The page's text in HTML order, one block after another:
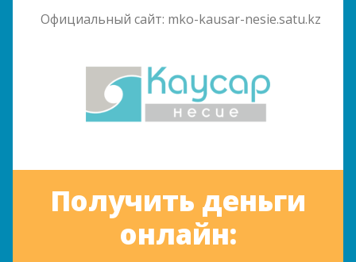
Официальный сайт: mko-kausar-nesie.satu.kz
Получить деньги
онлайн: